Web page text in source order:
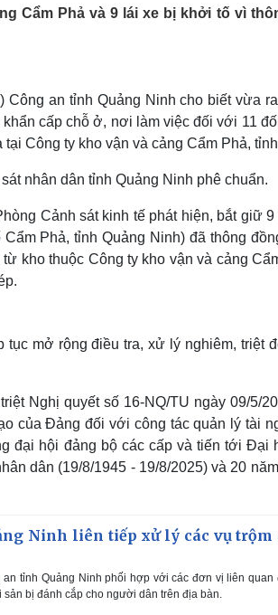
Lịch thi đấu bóng đá
Xe máy
Văn hóa
Sân khấu - Điện ảnh
Văn học
Âm nhạc
Di sản
Giải trí
Thời trang
Sao Việt
Cẩm Phả và 9 lái xe bị khởi tố vì
an tỉnh Quảng Ninh cho biết vừa
cấp chỗ ở, nơi làm việc đối với 11
Công ty kho vận và cảng Cẩm Phả,
nhân dân tỉnh Quảng Ninh phê chuẩn.
Cảnh sát kinh tế phát hiện, bắt giữ
Phả, tỉnh Quảng Ninh) đã thông
kho thuộc Công ty kho vận và cảng
mở rộng điều tra, xử lý nghiêm, triệt
Nghị quyết số 16-NQ/TU ngày 09/5/
của Đảng đối với công tác quản lý tài
đại hội đảng bộ các cấp và tiến tới Đại
dân (19/8/1945 - 19/8/2025) và 20
Ninh liên tiếp xử lý các vụ trộm
tỉnh Quảng Ninh phối hợp với các đơn vị liên quan
sản bị đánh cắp cho người dân trên địa bàn.